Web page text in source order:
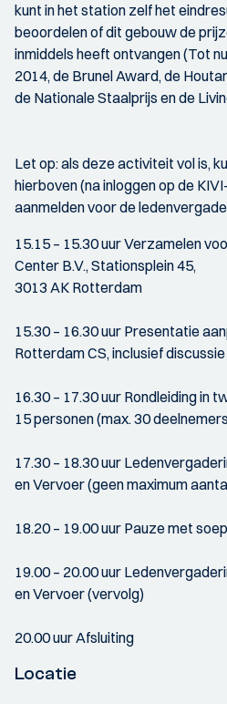
kunt in het station zelf het
beoordelen of dit gebouw de
inmiddels heeft ontvangen (Tot
2014, de Brunel Award, de
de Nationale Staalprijs en de
Let op: als deze activiteit vol is,
hierboven (na inloggen op de
aanmelden voor de
15.15 – 15.30 uur Verzamelen
Center B.V., Stationsplein 45,
3013 AK Rotterdam
15.30 – 16.30 uur Presentatie
Rotterdam CS, inclusief discussie
16.30 – 17.30 uur Rondleiding in
15 personen (max. 30
17.30 – 18.30 uur
en Vervoer (geen maximum
18.20 – 19.00 uur Pauze met
19.00 – 20.00 uur
en Vervoer (vervolg)
20.00 uur Afsluiting
Locatie